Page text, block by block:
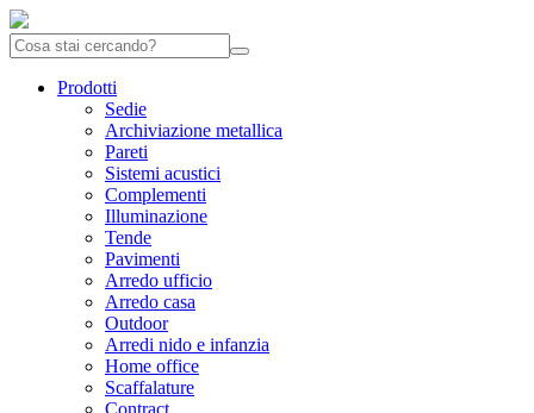
Prodotti
Sedie
Archiviazione metallica
Pareti
Sistemi acustici
Complementi
Illuminazione
Tende
Pavimenti
Arredo ufficio
Arredo casa
Outdoor
Arredi nido e infanzia
Home office
Scaffalature
Contract